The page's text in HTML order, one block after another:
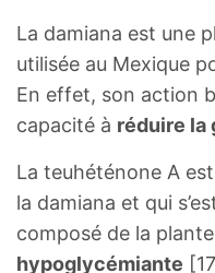
La damiana est une
utilisée au Mexique
En effet, son action
capacité à réduire la
La teuhéténone A
la damiana et qui
composé de la
hypoglycémiante